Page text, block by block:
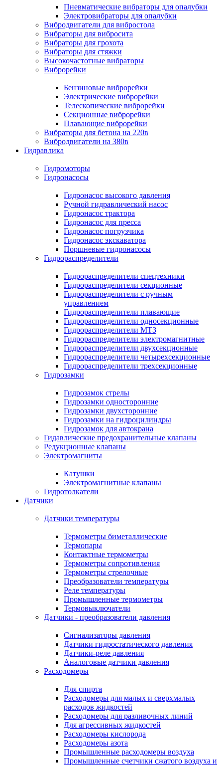
Пневматические вибраторы для опалубки
Электровибраторы для опалубки
Вибродвигатели для вибростола
Вибраторы для вибросита
Вибраторы для грохота
Вибраторы для стяжки
Высокочастотные вибраторы
Виброрейки
Бензиновые виброрейки
Электрические виброрейки
Телескопические виброрейки
Секционные виброрейки
Плавающие виброрейки
Вибраторы для бетона на 220в
Вибродвигатели на 380в
Гидравлика
Гидромоторы
Гидронасосы
Гидронасос высокого давления
Ручной гидравлический насос
Гидронасос трактора
Гидронасос для пресса
Гидронасос погрузчика
Гидронасос экскаватора
Поршневые гидронасосы
Гидрораспределители
Гидрораспределители спецтехники
Гидрораспределители секционные
Гидрораспределители с ручным
управлением
Гидрораспределители плавающие
Гидрораспределители односекционные
Гидрораспределители МТЗ
Гидрораспределители электромагнитные
Гидрораспределители двухсекционные
Гидрораспределители четырехсекционные
Гидрораспределители трехсекционные
Гидрозамки
Гидрозамок стрелы
Гидрозамки односторонние
Гидрозамки двухсторонние
Гидрозамки на гидроцилиндры
Гидрозамок для автокрана
Гидавлические предохранительные клапаны
Редукционные клапаны
Электромагниты
Катушки
Электромагнитные клапаны
Гидротолкатели
Датчики
Датчики температуры
Термометры биметаллические
Термопары
Контактные термометры
Термометры сопротивления
Термометры стрелочные
Преобразователи температуры
Реле температуры
Промышленные термометры
Термовыключатели
Датчики - преобразователи давления
Сигнализаторы давления
Датчики гидростатического давления
Датчики-реле давления
Аналоговые датчики давления
Расходомеры
Для спирта
Расходомеры для малых и сверхмалых
расходов жидкостей
Расходомеры для разливочных линий
Для агрессивных жидкостей
Расходомеры кислорода
Расходомеры азота
Промышленные расходомеры воздуха
Промышленные счетчики сжатого воздуха и